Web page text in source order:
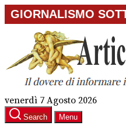
Skip
to
content
GIORNALISMO
venerdì 7 Agosto 2026
Search Menu